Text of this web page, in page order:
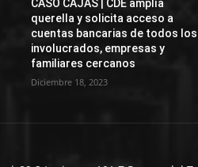
CASO CAJAS | CDE amplía
querella y solicita acceso a
cuentas bancarias de todos los
involucrados, empresas y
familiares cercanos
Diciembre 18, 2023